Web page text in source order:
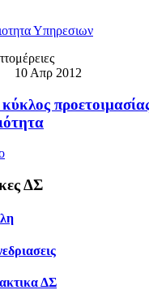
Υπηρεσιων
10 Απρ 2012
ΔΣ
ΔΣ